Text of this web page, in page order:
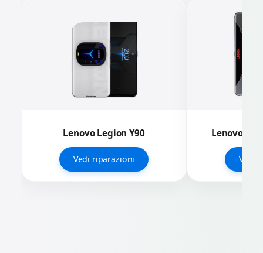
Lenovo Legion Y90
Vedi riparazioni
Lenovo
Vedi